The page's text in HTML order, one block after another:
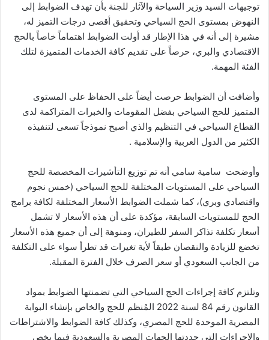
توجيهات السيد وزير السياحة والآثار للجنة بأن تهدف الضوابط إلى
النهوض بمستوى الحج السياحي وتحقيق أقصى درجات التميز له،
مشيرة إلى أنه في هذا الإطار قد أولت الضوابط اهتماماً خاصاً بالحج
الاقتصادي والبري، حرصاً على تقديم كافة الخدمات المتميزة لتلك
الفئة المهمة.
وأضافت أن الضوابط حرصت أيضاً على الحفاظ على المستوى
المتميز للحج السياحي بفضل المقومات والخبرات المتراكمة لدى
القطاع السياحي في التنظيم والذي أصبح نموذجاً تسعى لتنفيذه
الكثير من الدول العربية والإسلامية .
وأوضحت سامية سامي أنه تم توزيع التأشيرات المخصصة للحج
السياحي على المستويات المختلفة للحج السياحي (خمس نجوم
واقتصادي وبري)، كما شملت الضوابط الأسعار المختلفة لكافة برامج
الحج للمستويات السابقة، مؤكدة على أن هذه الأسعار لا تشمل
أسعار تكلفة تذاكر السفر للطيران، ومنوهة إلى أن جميع هذه الأسعار
تخضع للزيادة والنقصان طبقاً لأية تغيرات قد تطرأ سواء على التكلفة
من الجانب السعودي أو سعر الصرف خلال الفترة المقبلة.
وتلتزم كافة إجراءات الحج السياحي التي تضمنتها الضوابط بمواد
القانون رقم 84 لسنة 2022 المُنظم للحج والخاص بإنشاء البوابة
المصرية الموحدة للحج المصري، وكذلك كافة الضوابط والاشتراطات
والإجراءات التي حددتها الجهات المصرية والسعودية فيما يخص